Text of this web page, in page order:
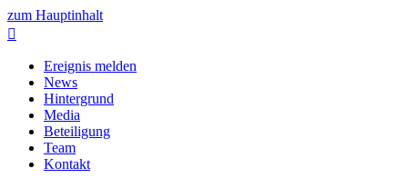
zum Hauptinhalt

Ereignis melden
News
Hintergrund
Media
Beteiligung
Team
Kontakt